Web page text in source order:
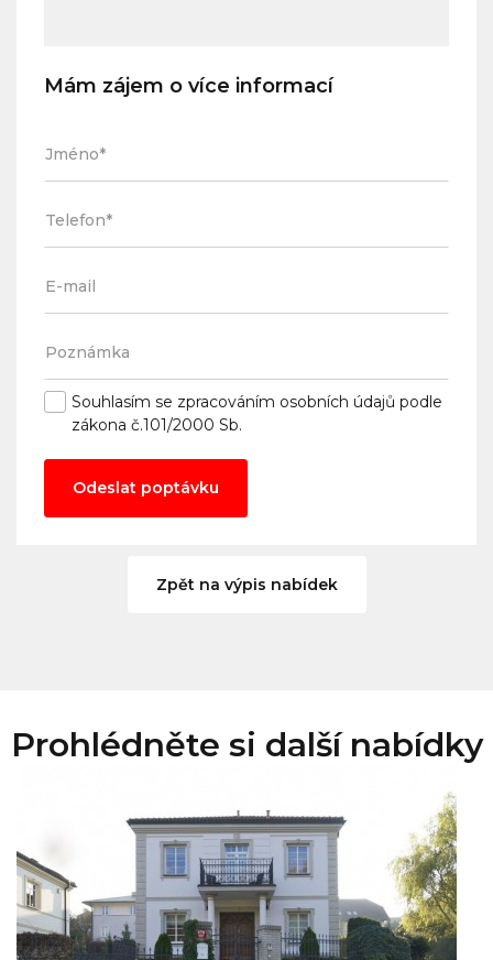
Mám zájem o více informací
Souhlasím se zpracováním osobních údajů podle
zákona č.101/2000 Sb.
Odeslat poptávku
Zpět na výpis nabídek
Prohlédněte si další nabídky